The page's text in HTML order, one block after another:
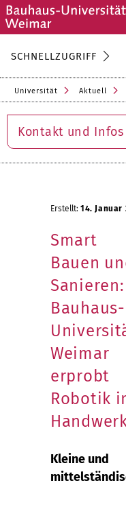
SCHNELLZUGRIFF
Universität Aktuell
Kontakt und Infos
Erstellt: 14. Januar
Smart
Bauen
Sanieren:
Bauhaus-
Weimar
erprobt
Robotik
Kleine und